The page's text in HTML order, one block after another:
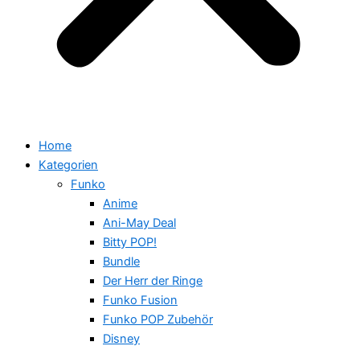
Home
Kategorien
Funko
Anime
Ani-May Deal
Bitty POP!
Bundle
Der Herr der Ringe
Funko Fusion
Funko POP Zubehör
Disney